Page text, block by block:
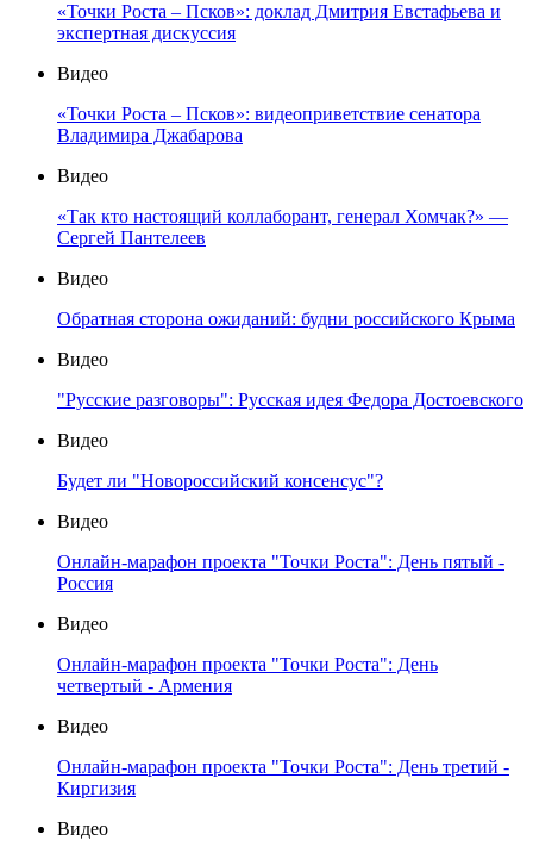
«Точки Роста – Псков»: доклад Дмитрия Евстафьева и
экспертная дискуссия
Видео
«Точки Роста – Псков»: видеоприветствие сенатора
Владимира Джабарова
Видео
«Так кто настоящий коллаборант, генерал Хомчак?» —
Сергей Пантелеев
Видео
Обратная сторона ожиданий: будни российского Крыма
Видео
"Русские разговоры": Русская идея Федора Достоевского
Видео
Будет ли "Новороссийский консенсус"?
Видео
Онлайн-марафон проекта "Точки Роста": День пятый -
Россия
Видео
Онлайн-марафон проекта "Точки Роста": День
четвертый - Армения
Видео
Онлайн-марафон проекта "Точки Роста": День третий -
Киргизия
Видео